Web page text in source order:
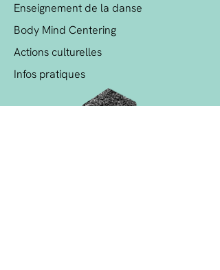
Enseignement de la danse
Body Mind Centering
Actions culturelles
Infos pratiques